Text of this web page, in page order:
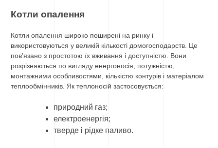
Котли опалення
Котли опалення широко поширені на ринку і
використовуються у великій кількості домогосподарств. Це
пов’язано з простотою їх вживання і доступністю. Вони
розрізняються по вигляду енергоносія, потужністю,
монтажними особливостями, кількістю контурів і матеріалом
теплообмінників. Як теплоносій застосовується:
природний газ;
електроенергія;
тверде і рідке паливо.